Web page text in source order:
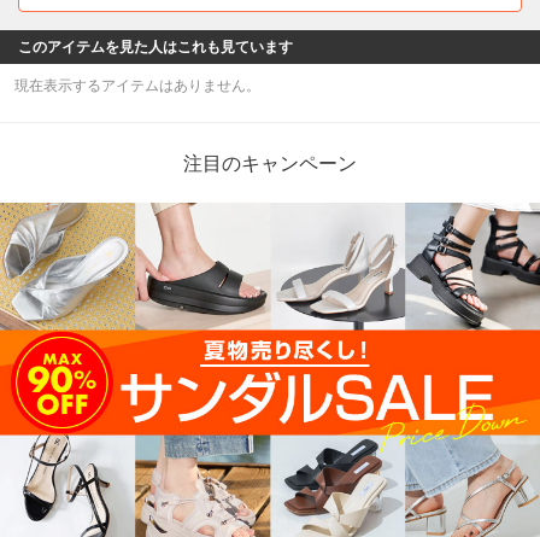
このアイテムを見た人はこれも見ています
現在表示するアイテムはありません。
注目のキャンペーン